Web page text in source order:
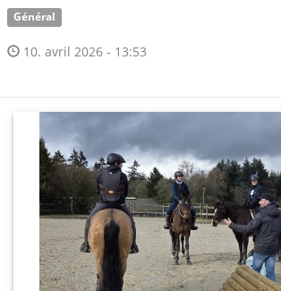
Général
10. avril 2026 - 13:53